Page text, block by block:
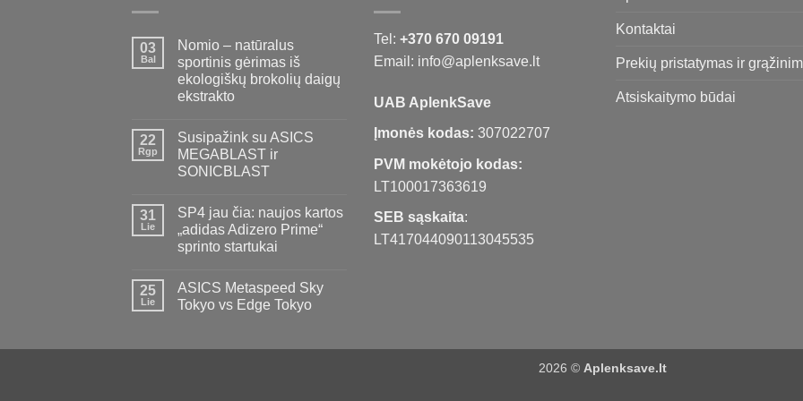
03
Bal
Nomio – natūralus
sportinis gėrimas iš
ekologiškų brokolių daigų
ekstrakto
22
Rgp
Susipažink su ASICS
MEGABLAST ir
SONICBLAST
31
Lie
SP4 jau čia: naujos kartos
„adidas Adizero Prime“
sprinto startukai
25
Lie
ASICS Metaspeed Sky
Tokyo vs Edge Tokyo
Tel: +370 670 09191
Email: info@aplenksave.lt
UAB AplenkSave
Įmonės kodas: 307022707
PVM mokėtojo kodas:
LT100017363619
SEB sąskaita:
LT417044090113045535
Kontaktai
Prekių pristatymas ir
Atsiskaitymo būdai
2026 © Aplenksave.lt